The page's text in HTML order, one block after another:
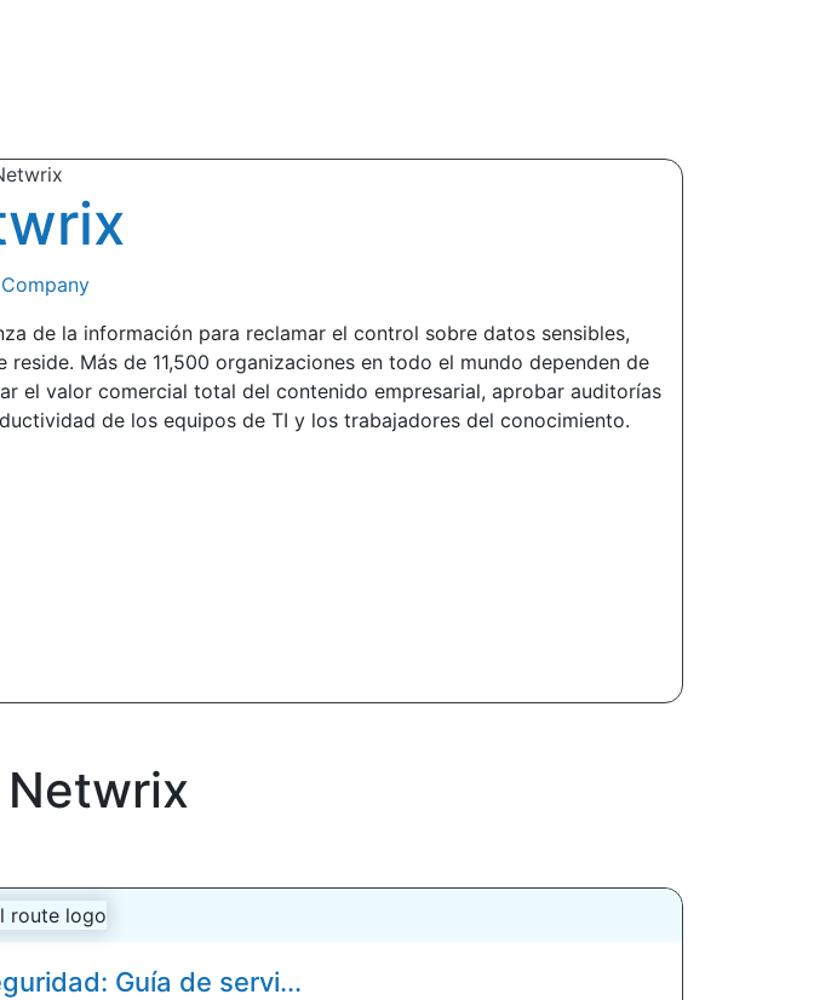
de la información para reclamar el control sobre datos sensibles,
Más de 11,500 organizaciones en todo el mundo dependen de
el valor comercial total del contenido empresarial, aprobar auditorías
de los equipos de TI y los trabajadores del conocimiento.
Guía de servi...